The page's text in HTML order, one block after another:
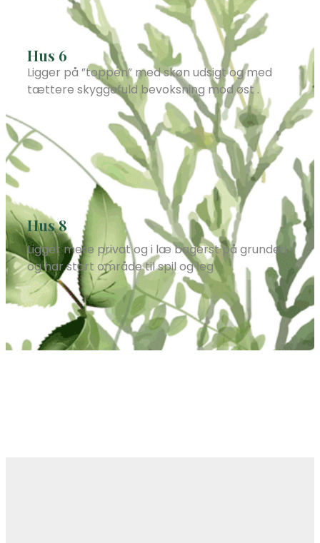
Hus 6
Ligger på ”toppen” med skøn udsigt og med
tættere skyggefuld bevoksning mod øst .
Hus 8
Ligger mere privat og i læ bagerst på grunden
og har stort område til spil og leg